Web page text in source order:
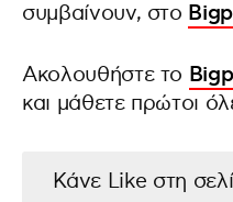
συμβαίνουν, στο
Ακολουθήστε το
και μάθετε πρώτοι
Κάνε Like στη